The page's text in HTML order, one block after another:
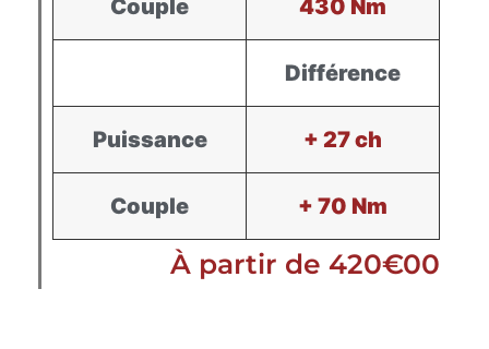
Couple 430 Nm
Différence
Puissance + 27 ch
Couple + 70 Nm
À partir de 420€00